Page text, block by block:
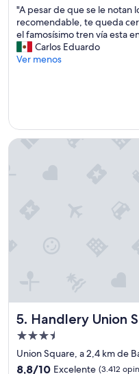
i
l
m
e
n
d
a
d
l
o
10,
Excelente,
(1.590
opiniones)
"
A
p
e
s
u
a
ñ
o
s
,
e
"A pesar de que se le notan
recomendable, te queda
el famosísimo tren vía esta
Carlos Eduardo
Ver menos
5. Handlery Union
Handlery Union Square
Propiedad
de
3.5
Union Square, a 2,4 km de
8.8
8,8/10 Excelente (3.412
Handlery Union Square